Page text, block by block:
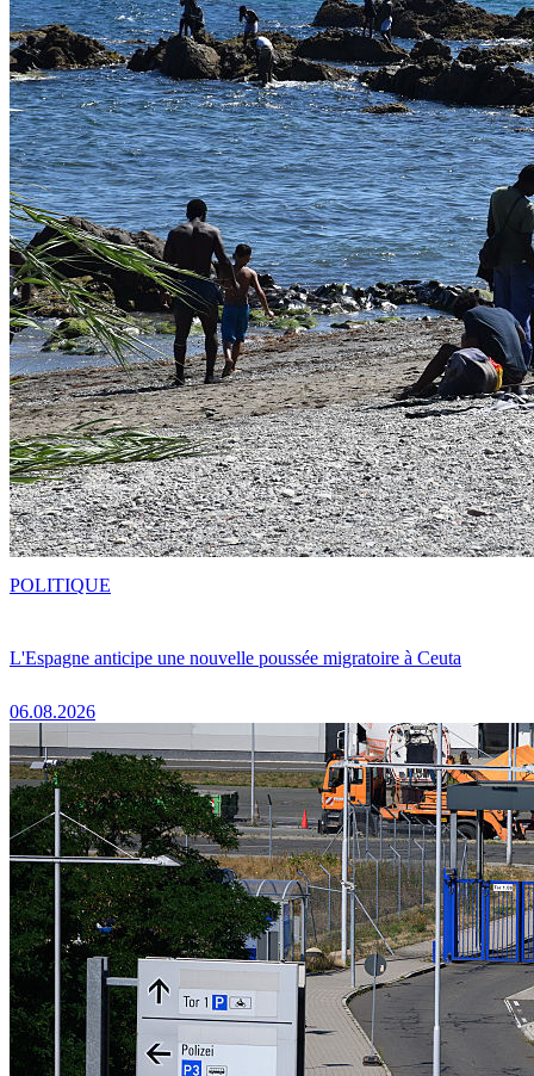
L'Espagne anticipe une nouvelle poussée migratoire à Ceuta
06.08.2026
POLITIQUE